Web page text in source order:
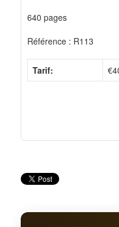
640 pages
Référence : R113
Tarif: